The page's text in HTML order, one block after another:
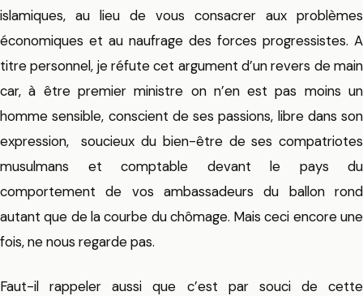
islamiques, au lieu de vous consacrer aux problèmes
économiques et au naufrage des forces progressistes. A
titre personnel, je réfute cet argument d’un revers de main
car, à être premier ministre on n’en est pas moins un
homme sensible, conscient de ses passions, libre dans son
expression, soucieux du bien-être de ses compatriotes
musulmans et comptable devant le pays du
comportement de vos ambassadeurs du ballon rond
autant que de la courbe du chômage. Mais ceci encore une
fois, ne nous regarde pas.
Faut-il rappeler aussi que c’est par souci de cette